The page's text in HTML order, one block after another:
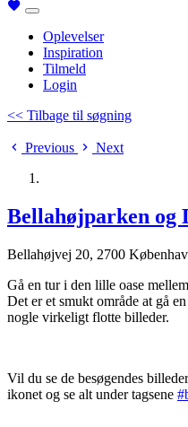
Oplevelser
Inspiration
Tilmeld
Login
<< Tilbage til søgning
Previous Next
Bellahøjparken og
Bellahøjvej 20, 2700
Gå en tur i den lille oase
Det er et smukt område at gå
nogle virkeligt flotte billeder.
Vil du se de besøgendes
ikonet og se alt under tagsene